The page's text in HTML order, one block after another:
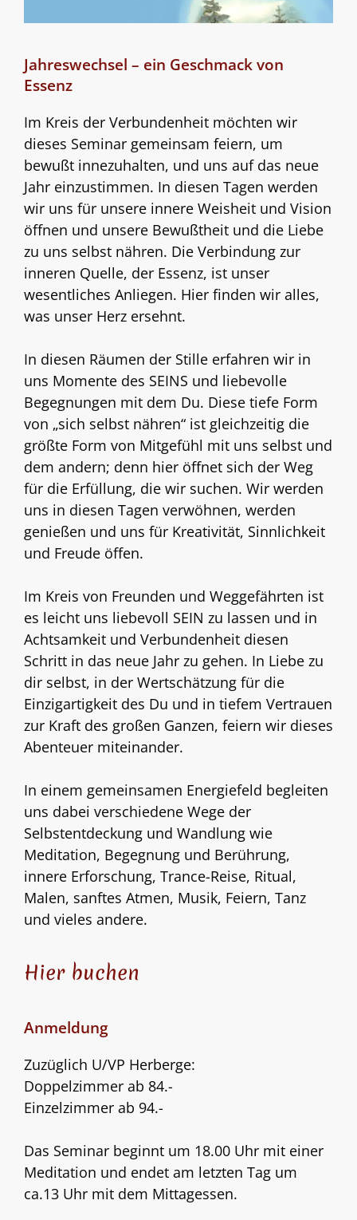
Jahreswechsel – ein Geschmack von
Essenz
Im Kreis der Verbundenheit möchten wir
dieses Seminar gemeinsam feiern, um
bewußt innezuhalten, und uns auf das neue
Jahr einzustimmen. In diesen Tagen werden
wir uns für unsere innere Weisheit und Vision
öffnen und unsere Bewußtheit und die Liebe
zu uns selbst nähren. Die Verbindung zur
inneren Quelle, der Essenz, ist unser
wesentliches Anliegen. Hier finden wir alles,
was unser Herz ersehnt.
In diesen Räumen der Stille erfahren wir in
uns Momente des SEINS und liebevolle
Begegnungen mit dem Du. Diese tiefe Form
von „sich selbst nähren“ ist gleichzeitig die
größte Form von Mitgefühl mit uns selbst und
dem andern; denn hier öffnet sich der Weg
für die Erfüllung, die wir suchen. Wir werden
uns in diesen Tagen verwöhnen, werden
genießen und uns für Kreativität, Sinnlichkeit
und Freude öffen.
Im Kreis von Freunden und Weggefährten ist
es leicht uns liebevoll SEIN zu lassen und in
Achtsamkeit und Verbundenheit diesen
Schritt in das neue Jahr zu gehen. In Liebe zu
dir selbst, in der Wertschätzung für die
Einzigartigkeit des Du und in tiefem Vertrauen
zur Kraft des großen Ganzen, feiern wir dieses
Abenteuer miteinander.
In einem gemeinsamen Energiefeld begleiten
uns dabei verschiedene Wege der
Selbstentdeckung und Wandlung wie
Meditation, Begegnung und Berührung,
innere Erforschung, Trance-Reise, Ritual,
Malen, sanftes Atmen, Musik, Feiern, Tanz
und vieles andere.
Hier buchen
Anmeldung
Zuzüglich U/VP Herberge:
Doppelzimmer ab 84.-
Einzelzimmer ab 94.-
Das Seminar beginnt um 18.00 Uhr mit einer
Meditation und endet am letzten Tag um
ca.13 Uhr mit dem Mittagessen.